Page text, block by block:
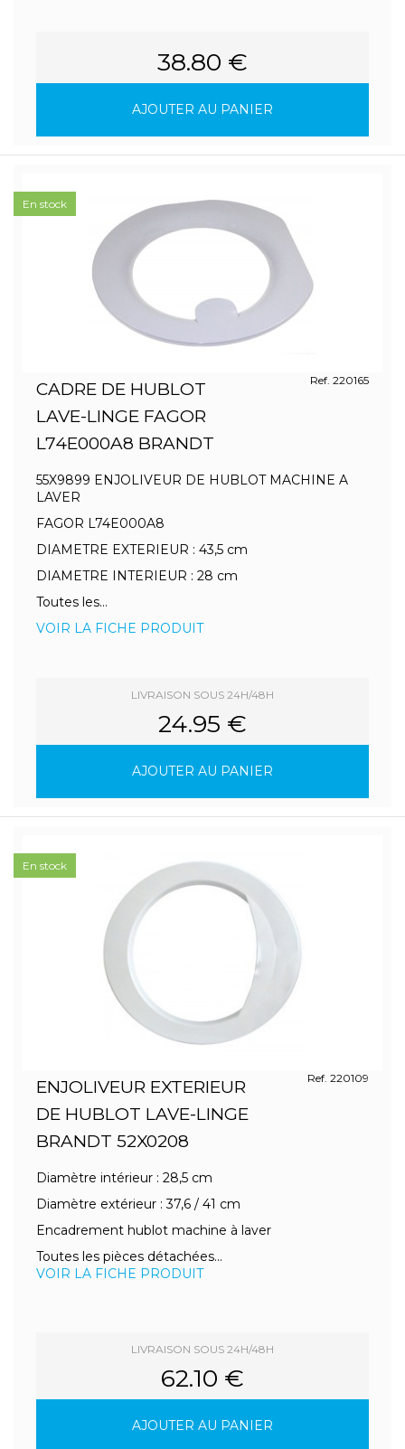
38.80 €
AJOUTER AU PANIER
CADRE DE HUBLOT
LAVE-LINGE FAGOR
L74E000A8 BRANDT
Ref. 220165
55X9899 ENJOLIVEUR DE HUBLOT MACHINE A
LAVER
FAGOR L74E000A8
DIAMETRE EXTERIEUR : 43,5 cm
DIAMETRE INTERIEUR : 28 cm
Toutes les...
VOIR LA FICHE PRODUIT
LIVRAISON SOUS 24H/48H
24.95 €
AJOUTER AU PANIER
En stock
ENJOLIVEUR EXTERIEUR
DE HUBLOT LAVE-LINGE
BRANDT 52X0208
Ref. 220109
Diamètre intérieur : 28,5 cm
Diamètre extérieur : 37,6 / 41 cm
Encadrement hublot machine à laver
Toutes les pièces détachées...
VOIR LA FICHE PRODUIT
LIVRAISON SOUS 24H/48H
62.10 €
AJOUTER AU PANIER
En stock